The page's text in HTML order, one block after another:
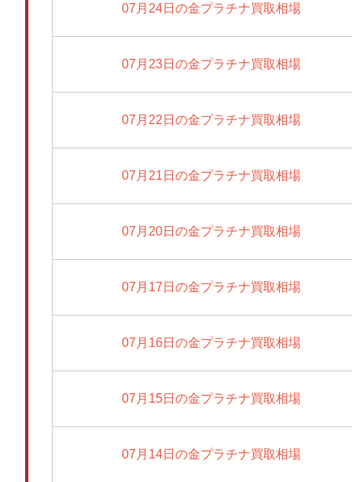
07月24日の金プラチナ買取相場
07月23日の金プラチナ買取相場
07月22日の金プラチナ買取相場
07月21日の金プラチナ買取相場
07月20日の金プラチナ買取相場
07月17日の金プラチナ買取相場
07月16日の金プラチナ買取相場
07月15日の金プラチナ買取相場
07月14日の金プラチナ買取相場